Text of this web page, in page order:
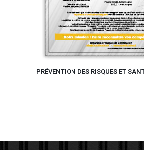
PRÉVENTION DES RISQUES ET